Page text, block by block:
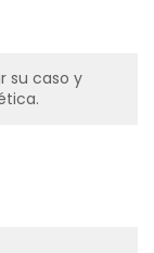
su caso y